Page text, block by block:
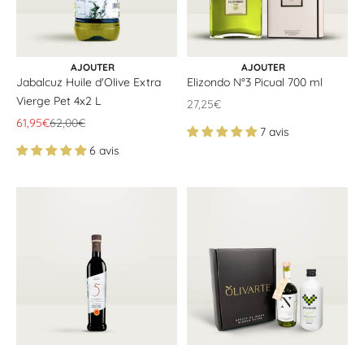
AJOUTER AU PANIER
AJOUTER
Jabalcuz Huile d'Olive Extra
Vierge Pet 4x2 L
Offrir un prix
61,95€Prix ​​normal
62,00€
6 avis
AJOUTER AU PANIER
AJOUTER
Elizondo N°3 Picual 700 ml
Offrir un prix
27,25€
7 avis